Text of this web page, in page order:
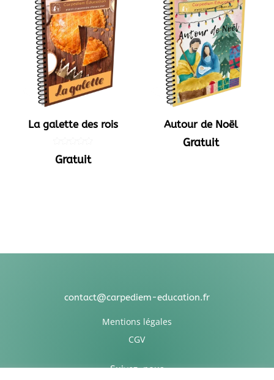
La galette des rois
5.00
Gratuit
Autour de Noël
Gratuit
contact@carpediem-education.fr
Mentions légales
CGV
Suivez-nous